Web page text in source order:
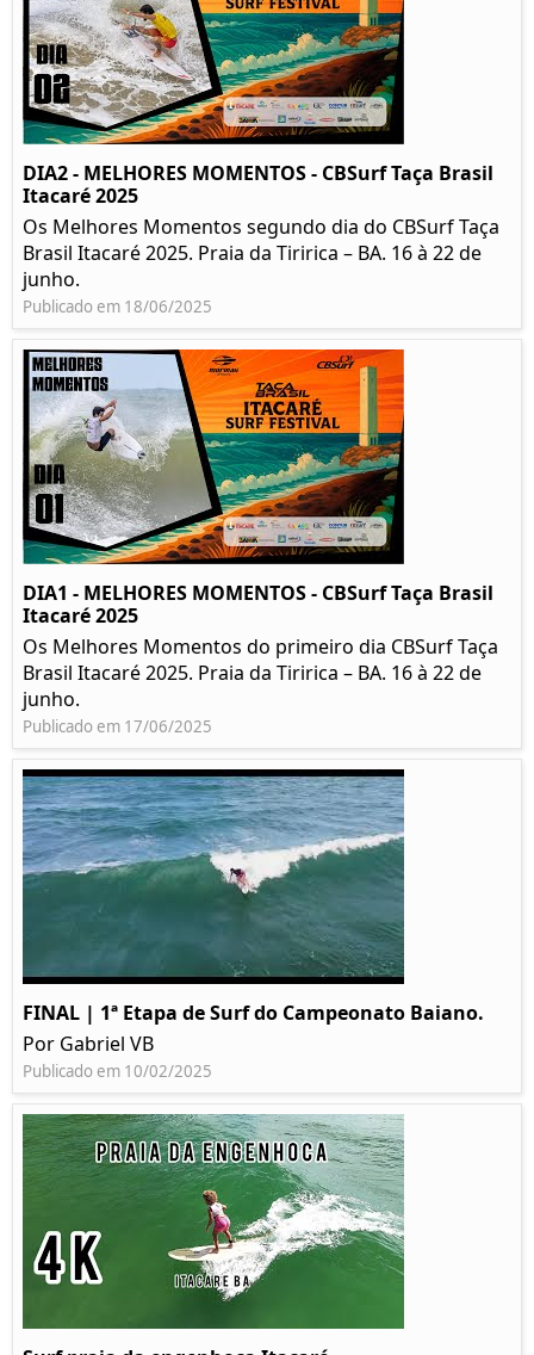
DIA2 - MELHORES MOMENTOS - CBSurf Taça Brasil
Itacaré 2025
Os Melhores Momentos segundo dia do CBSurf Taça
Brasil Itacaré 2025. Praia da Tiririca – BA. 16 à 22 de
junho.
Publicado em 18/06/2025
DIA1 - MELHORES MOMENTOS - CBSurf Taça Brasil
Itacaré 2025
Os Melhores Momentos do primeiro dia CBSurf Taça
Brasil Itacaré 2025. Praia da Tiririca – BA. 16 à 22 de
junho.
Publicado em 17/06/2025
FINAL | 1ª Etapa de Surf do Campeonato Baiano.
Por Gabriel VB
Publicado em 10/02/2025